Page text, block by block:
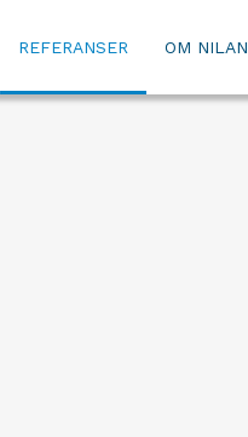
REFERANSER OM NILAN